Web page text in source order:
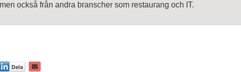
också från andra branscher som restaurang och IT.